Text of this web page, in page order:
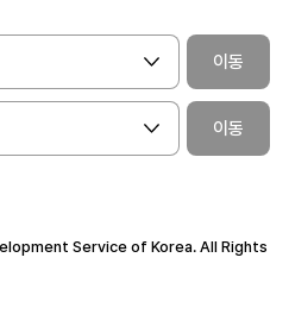
이동
이동
Service of Korea. All Rights